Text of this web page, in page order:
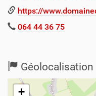
https://
064 44 36 75
Géolocalisation
+